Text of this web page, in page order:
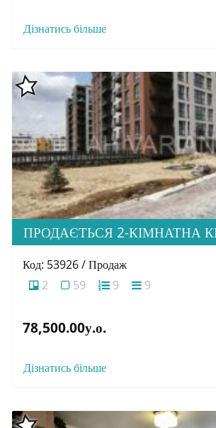
Дізнатись більше
Код: 53926 / Продаж
2
59 9 9
78,500.00у.о.
Дізнатись більше